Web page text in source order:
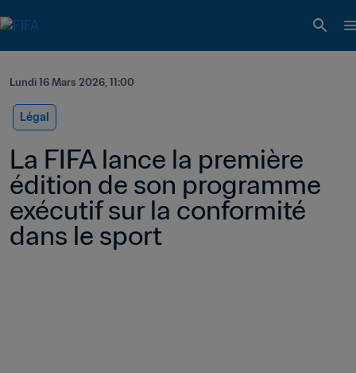
Lundi 16 Mars 2026, 11:00
Légal
La FIFA lance la première
édition de son programme
exécutif sur la conformité
dans le sport